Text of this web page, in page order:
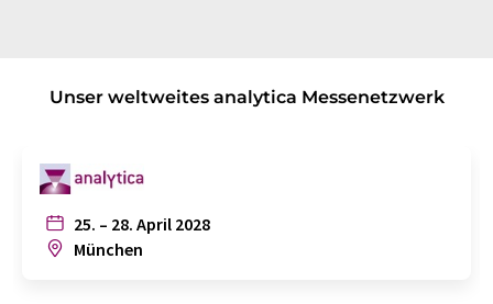
Unser weltweites analytica Messenetzwerk
25. – 28. April 2028
München